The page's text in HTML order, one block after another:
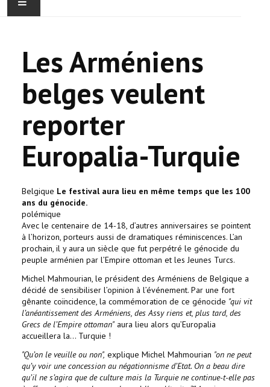
ACTUALITÉ
COMMUNAUTÉ
EVÉNEMENTS
🔔 ELECTIONS 2026 🗳️
LE CENTRE
CONTACT
Les Arméniens
belges veulent
reporter
Europalia-Turquie
Belgique Le festival aura lieu en même temps que les 100
ans du génocide.
polémique
Avec le centenaire de 14-18, d’autres anniversaires se pointent
à l’horizon, porteurs aussi de dramatiques réminiscences. L’an
prochain, il y aura un siècle que fut perpétré le génocide du
peuple arménien par l’Empire ottoman et les Jeunes Turcs.
Michel Mahmourian, le président des Arméniens de Belgique a
décidé de sensibiliser l’opinion à l’événement. Par une fort
gênante coïncidence, la commémoration de ce génocide "qui vit
l’anéantissement des Arméniens, des Assy riens et, plus tard, des
Grecs de l’Empire ottoman"aura lieu alors qu’Europalia
accueillera la… Turquie !
"Qu’on le veuille ou non", explique Michel Mahmourian "on ne peut
qu’y voir une concession au négationnisme d’Etat. On a beau dire
qu’il ne s’agira que de culturemais la Turquie ne continue-t-elle pas